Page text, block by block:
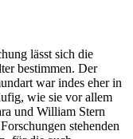
lässt sich die
bestimmen. Der
war indes eher in
wie sie vor allem
und William Stern
stehenden